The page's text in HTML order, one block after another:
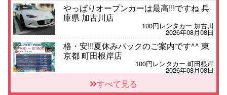
やっぱりオープンカーは最高!!!ですね 兵
庫県 加古川店
100円レンタカー 加古川
2026年08月08日
格・安!!!夏休みパックのご案内です^^ 東
京都 町田根岸店
100円レンタカー 町田根岸
2026年08月08日
「お得」お盆限定特別料金!! 兵庫県 神戸
すべて見る